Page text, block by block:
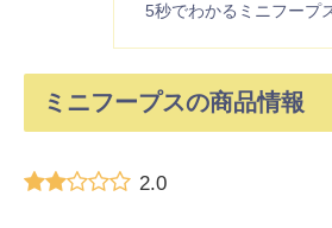
5秒でわかるミニフープ
ミニフープスの商品情報
2.0